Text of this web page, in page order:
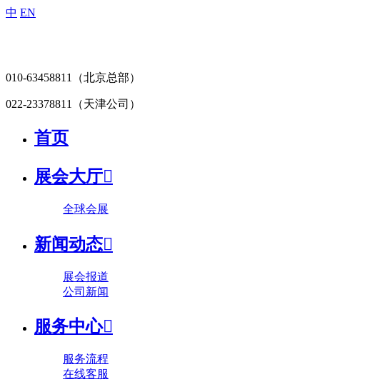
中 EN
010-63458811 （北京总部）
022-23378811 （天津公司）
首页
展会大厅
全球会展
新闻动态
展会报道
公司新闻
服务中心
服务流程
在线客服